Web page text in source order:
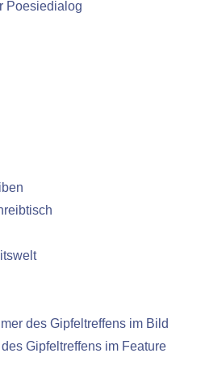
Poesiedialog
des Gipfeltreffens im Bild
Gipfeltreffens im Feature